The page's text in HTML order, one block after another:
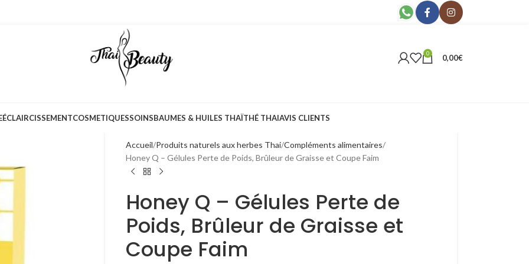
0 0,00€
ÉCLAIRCISSEMENTCOSMETIQUESSOINSBAUMES & HUILES THAÏTHÉ THAIAVIS CLIENTS
Accueil Produits naturels aux herbes Thai Compléments alimentaires
Honey Q – Gélules Perte de Poids, Brûleur de Graisse et Coupe Faim
Honey Q – Gélules Perte de
Poids, Brûleur de Graisse et
Coupe Faim